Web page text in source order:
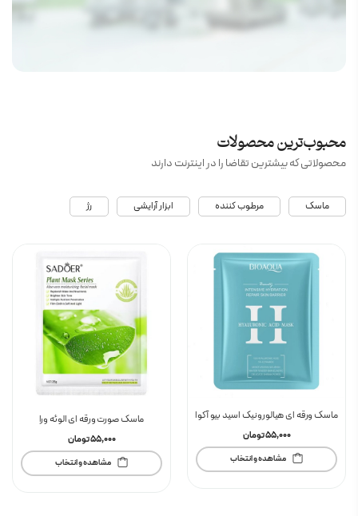
محبوب‌ترین محصولات
محصولاتی که بیشترین تقاضا را در اینترنت دارند
ماسک ورقه ای هیالورونیک اسید بیو آکوا
55,000تومان
مشاهده و انتخاب
ماسک صورت ورقه ای الوئه ورا
55,000تومان
مشاهده و انتخاب